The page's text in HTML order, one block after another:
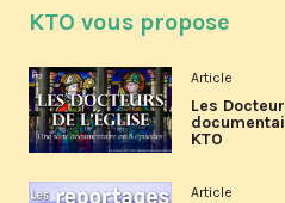
KTO vous propose
Article
Les
KTO
Article